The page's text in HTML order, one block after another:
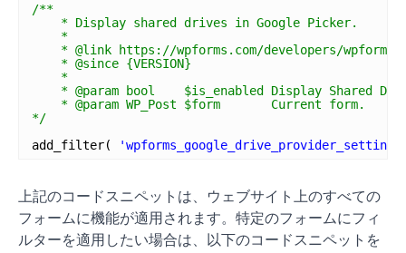
/**
* Display shared drives in Google Picker.
*
* @link https://wpforms.com/developers/
* @since {VERSION}
*
* @param bool    $is_enabled Display Shared
* @param WP_Post $form       Current form.
*/
add_filter(
上記のコードスニペットは、ウェブサイト上のすべての
フォームに機能が適用されます。特定のフォームにフィ
ルターを適用したい場合は、以下のコードスニペットを